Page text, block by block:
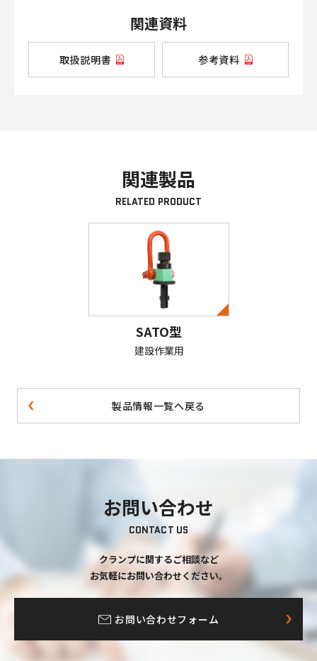
関連資料
取扱説明書 参考資料
関連製品
RELATED PRODUCT
SATO型
建設作業用
製品情報一覧へ戻る
お問い合わせ
CONTACT US
クランプに関するご相談など
お気軽にお問い合わせください。
お問い合わせフォーム